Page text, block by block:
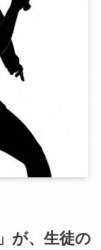
が、生徒の